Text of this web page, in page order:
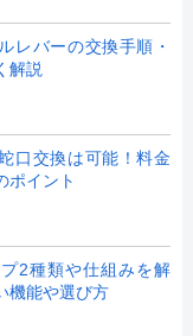
レバーの交換手順・
解説
口交換は可能！料金
ポイント
2種類や仕組みを解
機能や選び方